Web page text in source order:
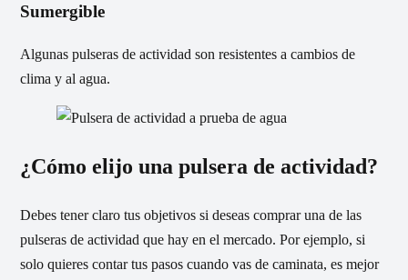
Sumergible
Algunas pulseras de actividad son resistentes a cambios de
clima y al agua.
¿Cómo elijo una pulsera de actividad?
Debes tener claro tus objetivos si deseas comprar una de las
pulseras de actividad que hay en el mercado. Por ejemplo, si
solo quieres contar tus pasos cuando vas de caminata, es mejor